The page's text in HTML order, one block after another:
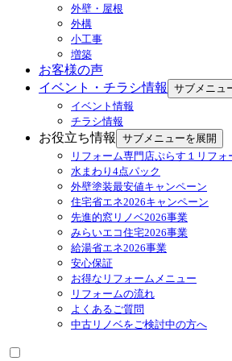
外壁・屋根
外構
小工事
増築
お客様の声
イベント・チラシ情報
サブメニュ
イベント情報
チラシ情報
お役立ち情報
サブメニューを展開
リフォーム専門店ぷらす１リフ
水まわり4点パック
外壁塗装最安値キャンペーン
住宅省エネ2026キャンペーン
先進的窓リノベ2026事業
みらいエコ住宅2026事業
給湯省エネ2026事業
安心保証
お得なリフォームメニュー
リフォームの流れ
よくあるご質問
中古リノベをご検討中の方へ